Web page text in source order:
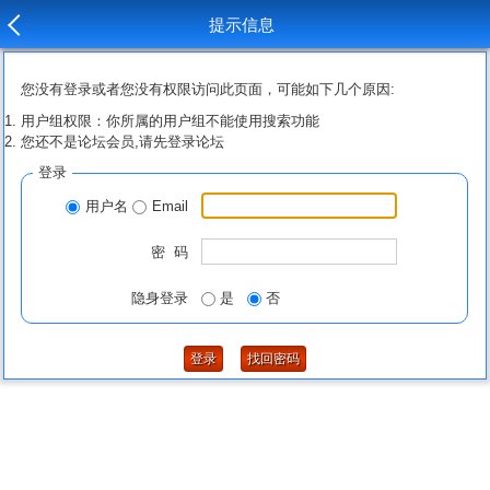
提示信息
您没有登录或者您没有权限访问此页面，可能如下几个原因:
用户组权限：你所属的用户组不能使用搜索功能
您还不是论坛会员,请先登录论坛
登录
用户名 Email
密 码
隐身登录 是 否